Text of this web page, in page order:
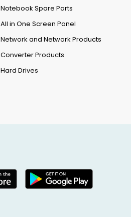
Notebook Spare Parts
All in One Screen Panel
Network and Network Products
Converter Products
Hard Drives